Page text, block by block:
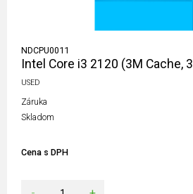
NDCPU0011
Intel Core i3 2120 (3M Cache,
USED
Záruka
Skladom
Cena s DPH